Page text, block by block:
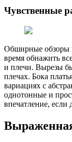
Чувственные
Обширные обзоры
время обнажить
и плечи. Вырезы
плечах. Бока
вариациях с
однотонные и
впечатление, если